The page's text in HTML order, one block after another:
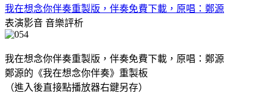
我在想念你伴奏重製版，伴奏免費下載，原唱：鄭源
表演影音 音樂評析
我在想念你伴奏重製版，伴奏免費下載，原唱：鄭源
鄭源的《我在想念你伴奏》重製板
（進入後直接點播放器右鍵另存）